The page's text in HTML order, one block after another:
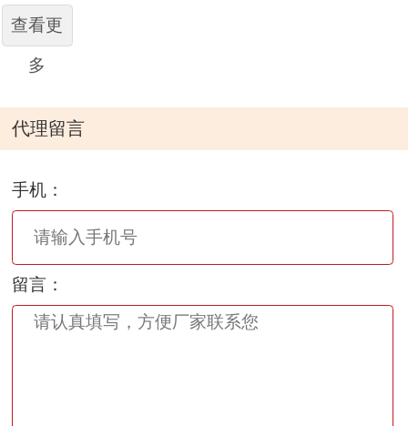
查看更
多
代理留言
手机：
留言：